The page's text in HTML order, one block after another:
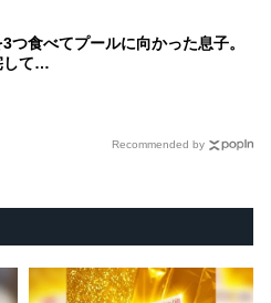
つ食べてプールに向かった息子。
して…
Recommended by